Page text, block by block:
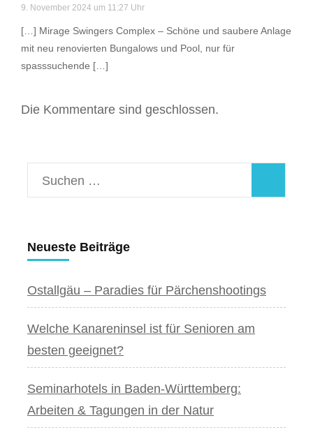
9. November 2024 um 11:27 Uhr
[…] Mirage Swingers Complex – Schöne und saubere Anlage
mit neu renovierten Bungalows und Pool, nur für
spasssuchende […]
Die Kommentare sind geschlossen.
Suchen
nach:
Neueste Beiträge
Ostallgäu – Paradies für Pärchenshootings
Welche Kanareninsel ist für Senioren am
besten geeignet?
Seminarhotels in Baden-Württemberg:
Arbeiten & Tagungen in der Natur